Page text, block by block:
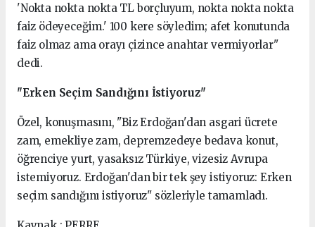
'Nokta nokta nokta TL borçluyum, nokta nokta nokta
faiz ödeyeceğim.' 100 kere söyledim; afet konutunda
faiz olmaz ama orayı çizince anahtar vermiyorlar"
dedi.
"Erken Seçim Sandığını İstiyoruz"
Özel, konuşmasını, "Biz Erdoğan'dan asgari ücrete
zam, emekliye zam, depremzedeye bedava konut,
öğrenciye yurt, yasaksız Türkiye, vizesiz Avrupa
istemiyoruz. Erdoğan'dan bir tek şey istiyoruz: Erken
seçim sandığını istiyoruz" sözleriyle tamamladı.